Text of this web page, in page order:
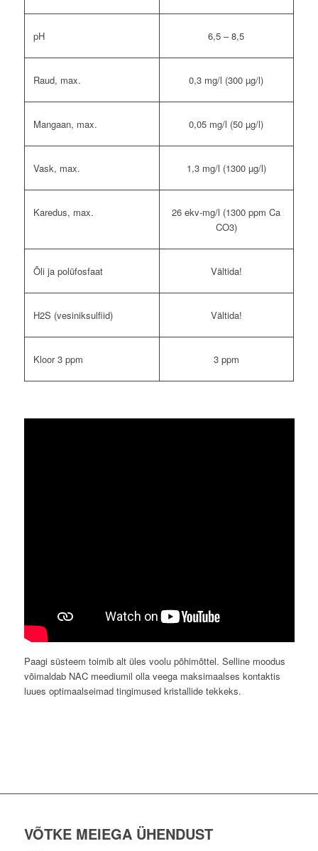
pH 6,5 – 8,5
Raud, max. 0,3 mg/l (300 µg/l)
Mangaan, max. 0,05 mg/l (50 µg/l)
Vask, max. 1,3 mg/l (1300 µg/l)
Karedus, max.
26 ekv-mg/l (1300 ppm Ca
CO3)
Õli ja polüfosfaat Vältida!
H2S (vesiniksulfiid) Vältida!
Kloor 3 ppm 3 ppm
Paagi süsteem toimib alt üles voolu põhimõttel. Selline moodus
võimaldab NAC meediumil olla veega maksimaalses kontaktis
luues optimaalseimad tingimused kristallide tekkeks.
VÕTKE MEIEGA ÜHENDUST